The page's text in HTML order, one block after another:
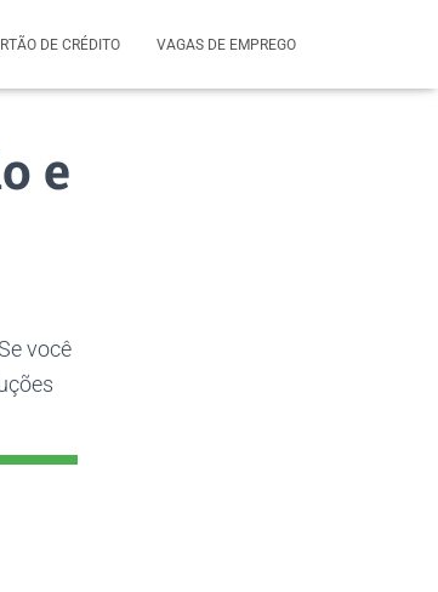
DE CRÉDITO VAGAS DE EMPREGO
e
você